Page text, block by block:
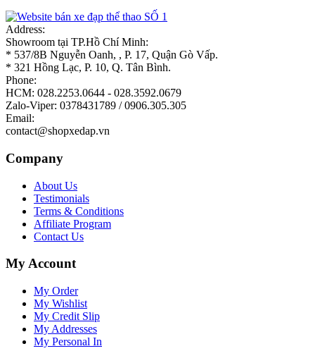
Address:
Showroom tại TP.Hồ Chí Minh:
* 537/8B Nguyễn Oanh, , P. 17, Quận Gò Vấp.
* 321 Hồng Lạc, P. 10, Q. Tân Bình.
Phone:
HCM: 028.2253.0644 - 028.3592.0679
Zalo-Viper: 0378431789 / 0906.305.305
Email:
contact@shopxedap.vn
Company
About Us
Testimonials
Terms & Conditions
Affiliate Program
Contact Us
My Account
My Order
My Wishlist
My Credit Slip
My Addresses
My Personal In